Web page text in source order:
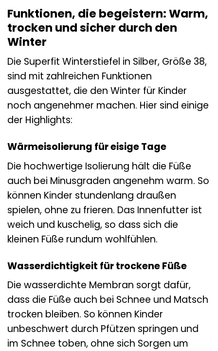
Funktionen, die begeistern: Warm,
trocken und sicher durch den
Winter
Die Superfit Winterstiefel in Silber, Größe 38,
sind mit zahlreichen Funktionen
ausgestattet, die den Winter für Kinder
noch angenehmer machen. Hier sind einige
der Highlights:
Wärmeisolierung für eisige Tage
Die hochwertige Isolierung hält die Füße
auch bei Minusgraden angenehm warm. So
können Kinder stundenlang draußen
spielen, ohne zu frieren. Das Innenfutter ist
weich und kuschelig, so dass sich die
kleinen Füße rundum wohlfühlen.
Wasserdichtigkeit für trockene Füße
Die wasserdichte Membran sorgt dafür,
dass die Füße auch bei Schnee und Matsch
trocken bleiben. So können Kinder
unbeschwert durch Pfützen springen und
im Schnee toben, ohne sich Sorgen um